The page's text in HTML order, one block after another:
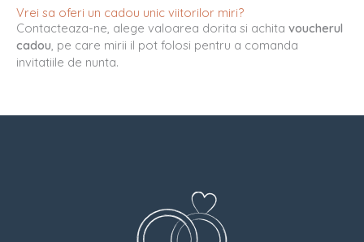
Vrei sa oferi un cadou unic viitorilor miri?
Contacteaza-ne, alege valoarea dorita si achita voucherul
cadou, pe care mirii il pot folosi pentru a comanda
invitatiile de nunta.